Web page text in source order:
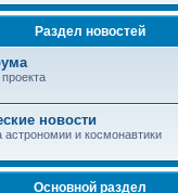
Раздел новостей
новости
астрономии и космонавтики
Основной раздел